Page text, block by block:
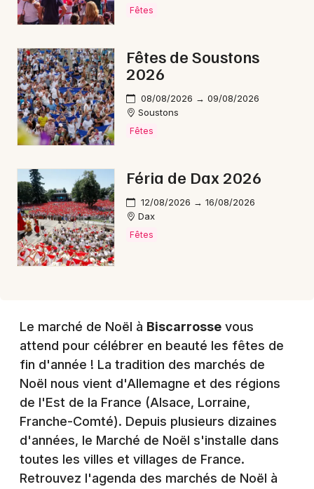
Je m'abonne
Fêtes
Fêtes de Soustons
2026
08/08/2026 → 09/08/2026
Soustons
Fêtes
Féria de Dax 2026
12/08/2026 → 16/08/2026
Dax
Fêtes
Le marché de Noël à Biscarrosse vous
attend pour célébrer en beauté les fêtes de
fin d'année ! La tradition des marchés de
Noël nous vient d'Allemagne et des régions
de l'Est de la France (Alsace, Lorraine,
Franche-Comté). Depuis plusieurs dizaines
d'années, le Marché de Noël s'installe dans
toutes les villes et villages de France.
Retrouvez l'agenda des marchés de Noël à